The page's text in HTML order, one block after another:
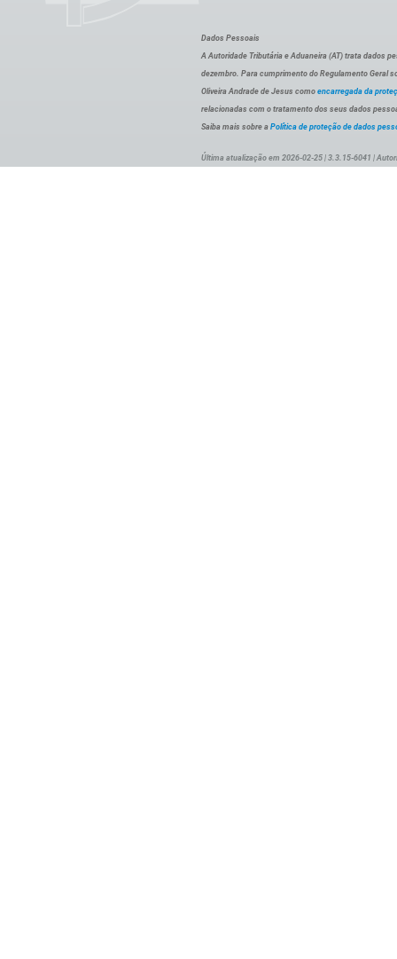
Dados Pessoais
A Autoridade Tributária e Aduaneira (AT) trata dados
dezembro. Para cumprimento do Regulamento Geral
Oliveira Andrade de Jesus como encarregada da
relacionadas com o tratamento dos seus dados
Saiba mais sobre a Política de proteção de dados
Última atualização em 2026-02-25 | 3.3.15-6041 |